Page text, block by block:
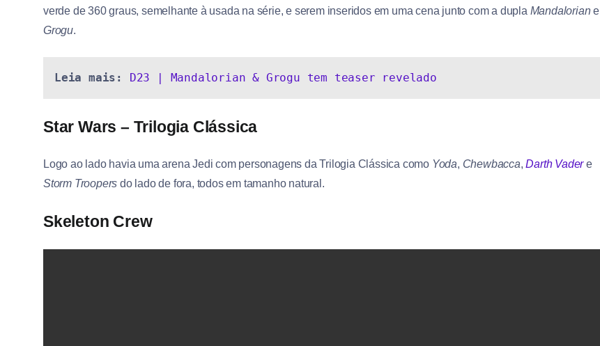
verde de 360 graus, semelhante à usada na série, e serem inseridos em uma cena junto com a dupla Mandaloriane
Grogu.
Leia mais: D23 | Mandalorian & Grogu tem teaser revelado
Star Wars – Trilogia Clássica
Logo ao lado havia uma arena Jedi com personagens da Trilogia Clássica como Yoda, Chewbacca,Darth Vadere
Storm Troopers do lado de fora, todos em tamanho natural.
Skeleton Crew